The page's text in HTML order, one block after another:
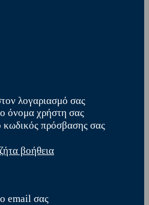
λογαριασμό σας
όνομα χρήστη σας
κωδικός πρόσβασης σας
βοήθεια
email σας